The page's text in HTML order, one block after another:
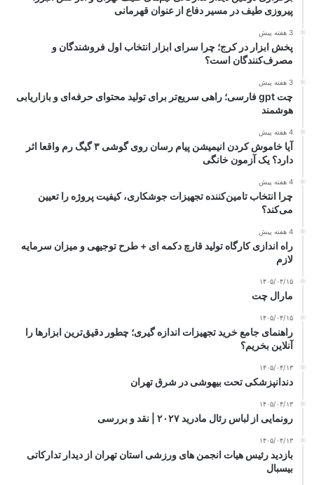
پیروزی طیف در مسیر دفاع از عنوان قهرمانی
3 هفته پیش
پخش ابزار در کرج؛ چرا سرای ابزار انتخاب اول فروشندگان و
مصرف‌کنندگان است؟
3 هفته پیش
چت gpt فارسی؛ راهی سریع‌تر برای تولید محتوای حرفه‌ای و بازاریابی
هوشمند
4 هفته پیش
آیا خاموش کردن انیمیشن پیام رسان روی گوشی ۳ گیگ رم واقعا اثر
دارد؟ یک آزمون خانگی
4 هفته پیش
چرا انتخاب تامین‌کننده تجهیزات جوشکاری، کیفیت پروژه را تعیین
می‌کند؟
4 هفته پیش
راه اندازی کارگاه تولید قارچ دکمه ای + طرح توجیهی و میزان سرمایه
لازم
۱۴۰۵/۰۴/۱۵
مارال چت
۱۴۰۵/۰۴/۱۵
راهنمای جامع خرید تجهیزات اندازه گیری؛ چطور دقیق‌ترین ابزارها را
آنلاین بخریم؟
۱۴۰۵/۰۴/۱۳
دندانپزشکی تحت بیهوشی در شرق تهران
۱۴۰۵/۰۴/۱۳
رونمایی از لباس رئال مادرید ۲۰۲۷ | نقد و بررسی
۱۴۰۵/۰۴/۱۳
بازدید رئیس هیات انجمن های ورزشی استان تهران از دیدار تدارکاتی
بیسبال